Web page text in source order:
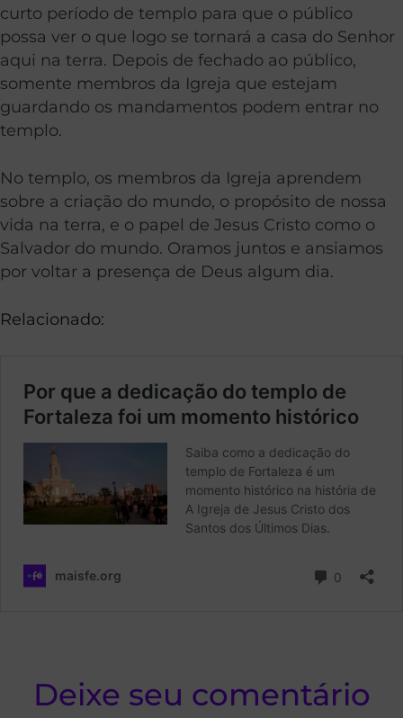
curto período de templo para que o público
possa ver o que logo se tornará a casa do Senhor
aqui na terra. Depois de fechado ao público,
somente membros da Igreja que estejam
guardando os mandamentos podem entrar no
templo.
No templo, os membros da Igreja aprendem
sobre a criação do mundo, o propósito de nossa
vida na terra, e o papel de Jesus Cristo como o
Salvador do mundo. Oramos juntos e ansiamos
por voltar a presença de Deus algum dia.
Relacionado:
Deixe seu comentário